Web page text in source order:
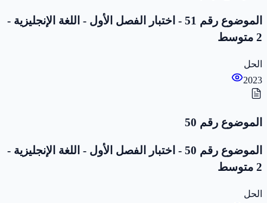
الموضوع رقم 51 - اختبار الفصل الأول - اللغة الإنجليزية -
2 متوسط
الحل
2023
الموضوع رقم 50
الموضوع رقم 50 - اختبار الفصل الأول - اللغة الإنجليزية -
2 متوسط
الحل